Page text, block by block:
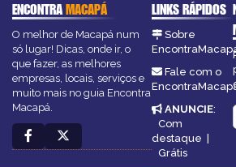
ENCONTRAMACAPÁ
O melhor de Macapá num
só lugar! Dicas, onde ir, o
que fazer, as melhores
empresas, locais, serviços e
muito mais no guia Encontra
Macapá.
LINKS RÁPIDOS
Sobre
Fale com o
ANUNCIE:
Com
destaque
Grátis